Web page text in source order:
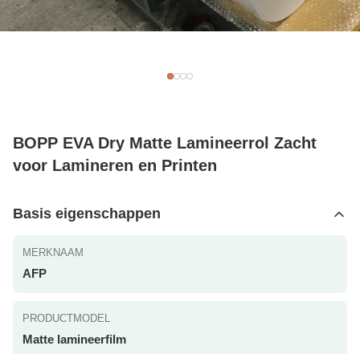
BOPP EVA Dry Matte Lamineerrol Zacht
voor Lamineren en Printen
Basis eigenschappen
MERKNAAM
AFP
PRODUCTMODEL
Matte lamineerfilm